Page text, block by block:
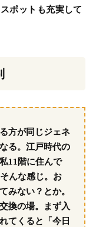
ポットも充実して
方が同じジェネ
る。江戸時代の
11階に住んで
んな感じ。お
みない？とか。
換の場。まず入
てくると「今日